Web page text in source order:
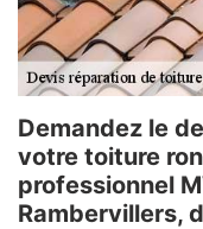
Demandez le
votre toiture
professionnel
Rambervillers,